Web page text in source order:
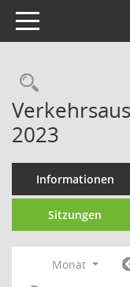
Toggle navigation
2023
Informationen
Sitzungen
Monat